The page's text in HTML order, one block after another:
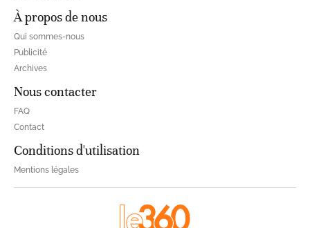
À propos de nous
Qui sommes-nous
Publicité
Archives
Nous contacter
FAQ
Contact
Conditions d'utilisation
Mentions légales